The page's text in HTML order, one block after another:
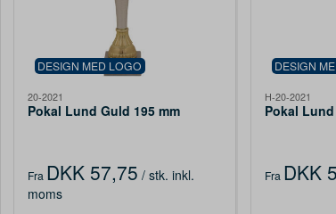
DESIGN MED LOGO
20-2021
Pokal Lund Guld 195 mm
Fra DKK 57,75 / stk. inkl.
moms
DESIGN
H-20-2021
Pokal Lund
Fra DKK